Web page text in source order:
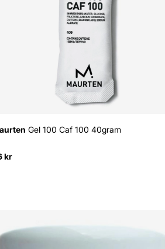
Gel 100 Caf 100 40gram
kr